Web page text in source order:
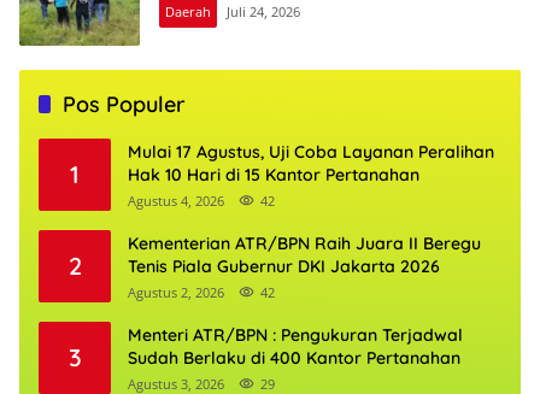
Daerah Juli 24, 2026
Pos Populer
1
Mulai 17 Agustus, Uji Coba Layanan Peralihan
Hak 10 Hari di 15 Kantor Pertanahan
Agustus 4, 2026 42
2
Kementerian ATR/BPN Raih Juara II Beregu
Tenis Piala Gubernur DKI Jakarta 2026
Agustus 2, 2026 42
3
Menteri ATR/BPN : Pengukuran Terjadwal
Sudah Berlaku di 400 Kantor Pertanahan
Agustus 3, 2026 29